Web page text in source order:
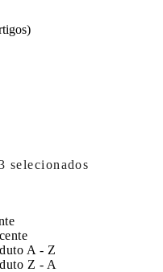
selecionados
A - Z
Z - A